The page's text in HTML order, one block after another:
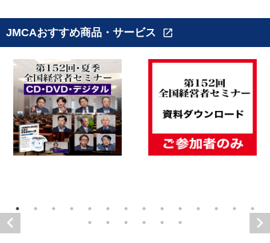
JMCAおすすめ商品・サービス open_in_new